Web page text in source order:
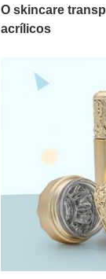
O skincare
acrílicos